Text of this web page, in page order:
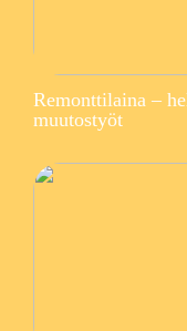
Remonttilaina –
muutostyöt